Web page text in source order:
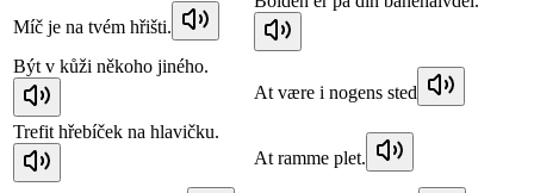
Míč je na tvém hřišti.
Být v kůži někoho jiného.
At være i nogens sted
Trefit hřebíček na hlavičku.
At ramme plet.